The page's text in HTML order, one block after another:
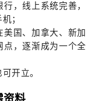
，线上系统完善，
；
美国、加拿大、新加
，逐渐成为一个全
开立。